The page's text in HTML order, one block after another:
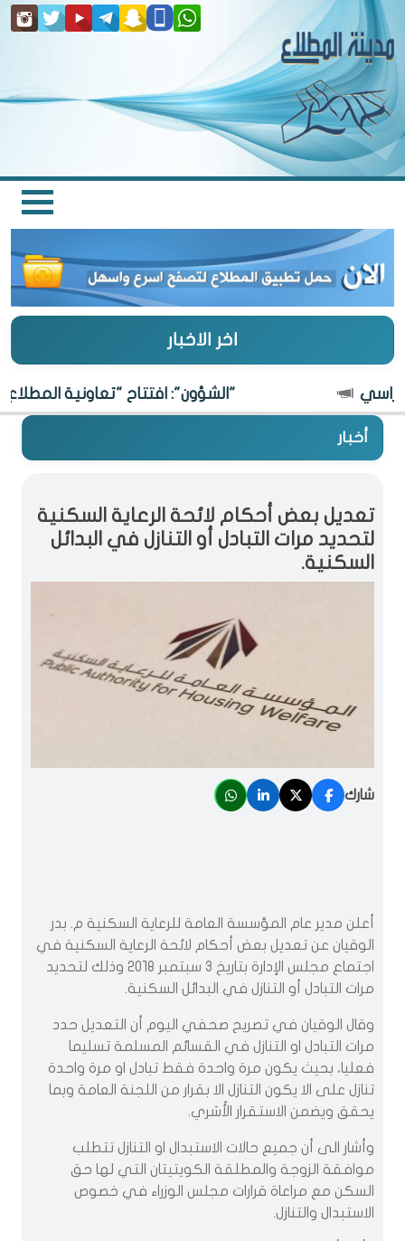
اخر الاخبار
"الشؤون": افتتاح "تعاونية المطلاع" 27 أغسطس
أخبار
تعديل بعض أحكام لائحة الرعاية السكنية
لتحديد مرات التبادل أو التنازل في البدائل
السكنية.
شارك
أعلن مدير عام المؤسسة العامة للرعاية السكنية م. بدر
الوقيان عن تعديل بعض أحكام لائحة الرعاية السكنية في
اجتماع مجلس الإدارة بتاريخ ٣ سبتمبر ٢٠١٨ وذلك لتحديد
مرات التبادل أو التنازل في البدائل السكنية.
وقال الوقيان في تصريح صحفي اليوم أن التعديل حدد
مرات التبادل او التنازل في القسائم المسلمة تسليما
فعليا، بحيث يكون مرة واحدة فقط تبادل او مرة واحدة
تنازل على الا يكون التنازل الا بقرار من اللجنة العامة وبما
يحقق ويضمن الاستقرار الأُسَري.
وأشار الى أن جميع حالات الاستبدال او التنازل تتطلب
موافقة الزوجة والمطلقة الكويتيتان التي لها حق
السكن مع مراعاة قرارات مجلس الوزراء في خصوص
الاستبدال والتنازل.